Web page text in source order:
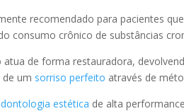
recomendado para pacientes
consumo crônico de substâncias
atua de forma restauradora,
um sorriso perfeito através de
estética de alta